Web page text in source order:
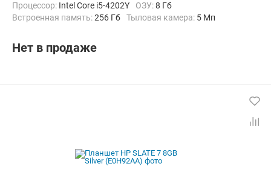
Процессор: Intel Core i5-4202Y ОЗУ:8 Гб
Встроенная память:256 Гб Тыловая камера: 5 Мп
Комплектация:
Нет в продаже